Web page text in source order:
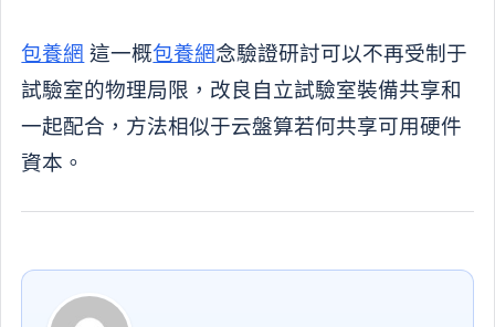
包養網 這一概包養網念驗證研討可以不再受制于
試驗室的物理局限，改良自立試驗室裝備共享和
一起配合，方法相似于云盤算若何共享可用硬件
資本。